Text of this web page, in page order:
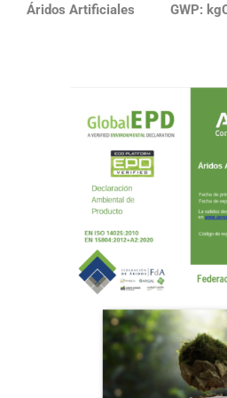
Áridos Artificiales GWP: